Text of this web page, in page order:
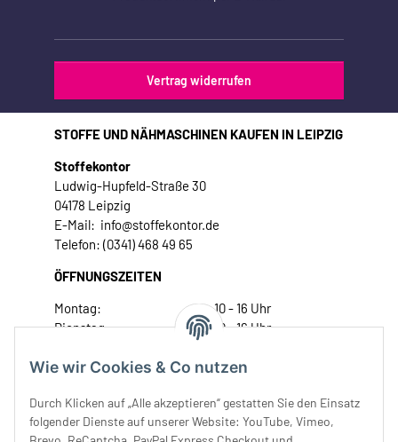
Wie wir Cookies & Co nutzen
Durch Klicken auf „Alle akzeptieren“ gestatten Sie den Einsatz
folgender Dienste auf unserer Website: YouTube, Vimeo,
Vertrag widerrufen
STOFFE UND NÄHMASCHINEN KAUFEN IN LEIPZIG
Stoffekontor
Ludwig-Hupfeld-Straße 30
04178 Leipzig
E-Mail: info@stoffekontor.de
Telefon: (0341) 468 49 65
ÖFFNUNGSZEITEN
Montag:
10 - 16 Uhr
Dienstag:
10 - 16 Uhr
Donnerstag:
10 - 18 Uhr
Samstag:
10 - 14 Uhr